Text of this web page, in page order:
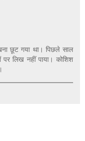
छूट गया था। पिछले साल
पर लिख नहीं पाया। कोशिश